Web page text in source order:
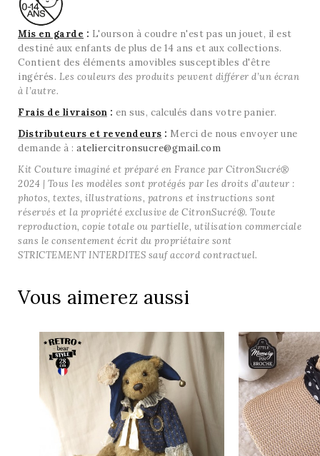
Mis en garde : L'ourson à coudre n'est pas un jouet, il est
destiné aux enfants de plus de 14 ans et aux collections.
Contient des éléments amovibles susceptibles d'être
ingérés. Les couleurs des produits peuvent différer d’un écran
à l’autre.
Frais de livraison : en sus, calculés dans votre panier.
Distributeurs et revendeurs : Merci de nous envoyer une
demande à : ateliercitronsucre@gmail.com
Kit Couture imaginé et préparé en France par CitronSucré®
2024 | Tous les modèles sont protégés par les droits d’auteur :
photos, textes, illustrations, patrons et instructions sont
réservés et la propriété exclusive de CitronSucré®. Toute
reproduction, copie totale ou partielle, utilisation commerciale
sans le consentement écrit du propriétaire sont
STRICTEMENT INTERDITES sauf accord contractuel.
Vous aimerez aussi